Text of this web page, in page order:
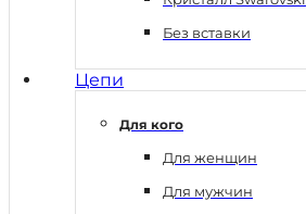
Без вставки
Цепи
Для кого
Для женщин
Для мужчин